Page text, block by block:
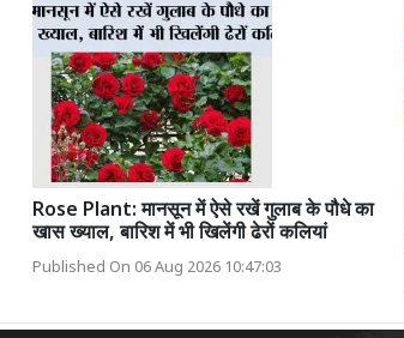
Rose Plant: मानसून में ऐसे रखें गुलाब के पौधे का
खास ख्याल, बारिश में भी खिलेंगी ढेरों कलियां
Published On 06 Aug 2026 10:47:03